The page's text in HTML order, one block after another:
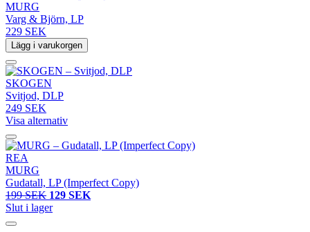
MURG
Varg & Björn, LP
229 SEK
Lägg i varukorgen
SKOGEN
Svitjod, DLP
249 SEK
Visa alternativ
REA
MURG
Gudatall, LP (Imperfect Copy)
199 SEK 129 SEK
Slut i lager